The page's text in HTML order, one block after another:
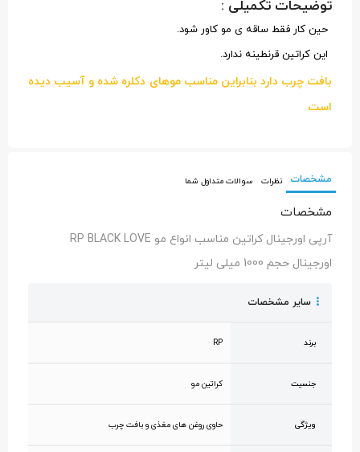
توضیحات تکمیلی :
حین کار فقط ساقه ی مو کاور شود.
این کراتین قرنطینه ندارد.
بافت چرب دارد بنابراین مناسب موهای دکلره شده و آسیب دیده
است
مشخصات نظرات سوالات متداول شما
مشخصات
آرپی اورجینال کراتین مناسب انواع مو RP BLACK LOVE
اورجینال حجم 1000 میلی لیتر
سایر مشخصات
برند RP
جنسیت کراتین مو
ویژگی حاوی روغن های مغذی و بافت چرب